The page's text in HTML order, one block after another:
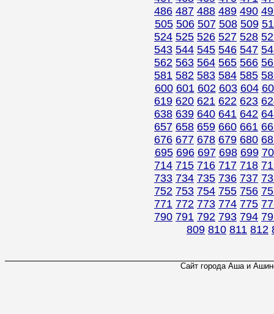
486 487 488 489 490
505 506 507 508 509
524 525 526 527 528
543 544 545 546 547
562 563 564 565 566
581 582 583 584 585
600 601 602 603 604
619 620 621 622 623
638 639 640 641 642
657 658 659 660 661
676 677 678 679 680
695 696 697 698 699
714 715 716 717 718
733 734 735 736 737
752 753 754 755 756
771 772 773 774 775
790 791 792 793 794
809 810 811 812
Сайт города Аша и